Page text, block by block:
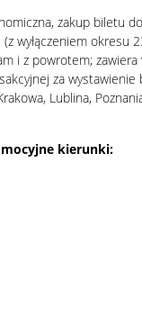
zakup biletu
wyłączeniem okresu
i z powrotem; zawiera
za wystawienie
Lublina,
kierunki: